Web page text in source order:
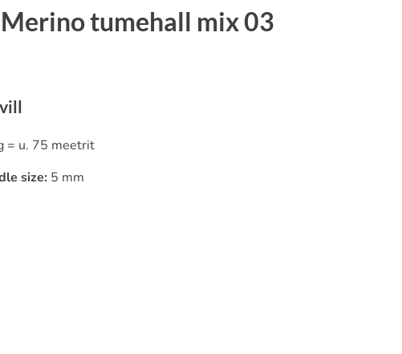
tumehall mix 03
= u. 75 meetrit
size: 5 mm